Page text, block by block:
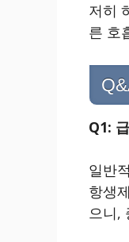
저히
른 호
Q1:
일반
항생
으니,